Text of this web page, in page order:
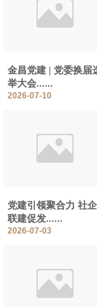
金昌党建 | 党委换届
举大会......
2026-07-10
党建引领聚合力 社企
联建促发......
2026-07-03